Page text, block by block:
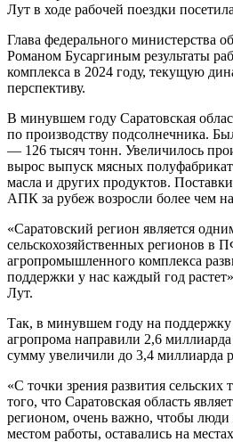
Лут в ходе рабочей поездки
Глава федерального министерства
Романом Бусаргиным результаты
комплекса в 2024 году, текущую
перспективу.
В минувшем году Саратовская
по производству подсолнечника.
— 126 тысяч тонн. Увеличилось
вырос выпуск мясных
масла и других продуктов.
АПК за рубеж возросли более чем
«Саратовский регион является
сельскохозяйственных регионов в
агропромышленного комплекса
поддержки у нас каждый год
Лут.
Так, в минувшем году на поддержку
агропрома направили 2,6
сумму увеличили до 3,4 миллиарда
«С точки зрения развития сельских
того, что Саратовская область
регионом, очень важно, чтобы
местом работы, оставались на